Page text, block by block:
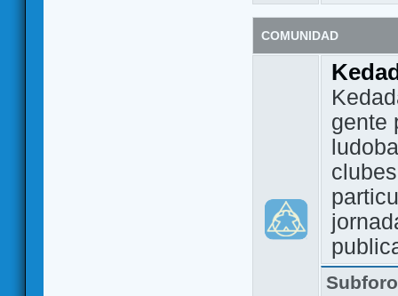
COMUNIDAD
gente